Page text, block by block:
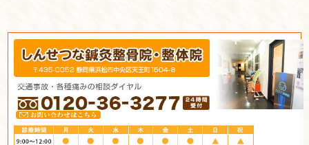
教えてください。
不安な点を聞くことが出来るので、
関しての心配事を解消できます。
状態を聞いて施術をしてくれるので